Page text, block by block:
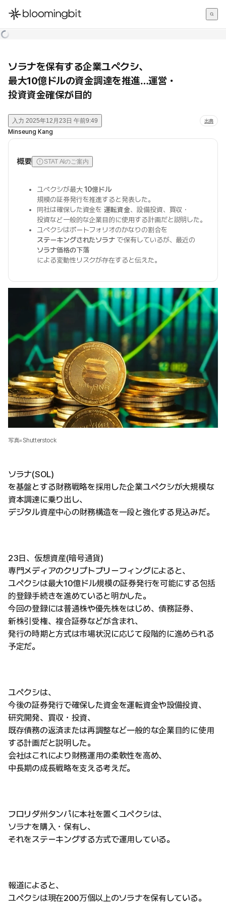
한국어
ソラナを保有する企業ユペクシ、
最大10億ドルの資金調達を推進…運営・
投資資金確保が目的
入力 2025年12月23日 午前9:49 出典
Minseung Kang
概要 STAT AIのご案内
ユペクシが最大10億ドル
規模の証券発行を推進すると発表した。
同社は確保した資金を運転資金、設備投資、買収・
投資など一般的な企業目的に使用する計画だと説明した。
ユペクシはポートフォリオのかなりの割合を
ステーキングされたソラナ で保有しているが、最近の
ソラナ価格の下落
による変動性リスクが存在すると伝えた。
写真=Shutterstock
ソラナ(SOL)
を基盤とする財務戦略を採用した企業ユペクシが大規模な
資本調達に乗り出し、
デジタル資産中心の財務構造を一段と強化する見込みだ。
23日、仮想資産(暗号通貨)
専門メディアのクリプトブリーフィングによると、
ユペクシは最大10億ドル規模の証券発行を可能にする包括
的登録手続きを進めていると明かした。
今回の登録には普通株や優先株をはじめ、債務証券、
新株引受権、複合証券などが含まれ、
発行の時期と方式は市場状況に応じて段階的に進められる
予定だ。
ユペクシは、
今後の証券発行で確保した資金を運転資金や設備投資、
研究開発、買収・投資、
既存債務の返済または再調整など一般的な企業目的に使用
する計画だと説明した。
会社はこれにより財務運用の柔軟性を高め、
中長期の成長戦略を支える考えだ。
フロリダ州タンパに本社を置くユペクシは、
ソラナを購入・保有し、
それをステーキングする方式で運用している。
報道によると、
ユペクシは現在200万個以上のソラナを保有している。